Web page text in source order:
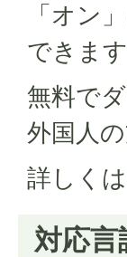
「オン
できます
無料で
外国人
詳しく
対応言